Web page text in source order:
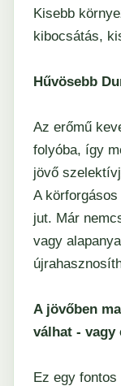
Kisebb
kibocsátás,
Hűvösebb
Az erőmű
folyóba, így
jövő
A
jut. Már
vagy
A jövőben
válhat - vagy
Ez egy